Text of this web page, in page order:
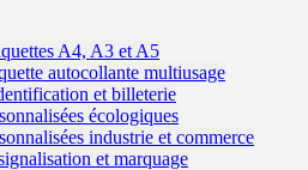
A4, A3 et A5
autocollante multiusage
et billeterie
écologiques
industrie et commerce
et marquage